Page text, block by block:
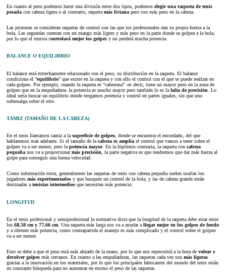
En cuanto al peso podemos hacer una división entre dos tipos, podemos elegir una raqueta de tenis
pesada con cabeza ligera o al contrario, raqueta más liviana pero con más peso en la cabeza.
Las primeras se consideran raquetas de control con las que los profesionales dan su propia fuerza a la
bola. Las segundas cuentan con un mango más ligero y más peso en la parte donde se golpea a la bola,
por lo que el tenista controlará mejor los golpes y no perderá mucha potencia.
BALANCE O EQUILIBRIO
El balance está estrechamente relacionado con el peso, su distribución en la raqueta. El balance
condiciona el “equilibrio” que existe en la raqueta y con ello el control con el que se puede realizar en
cada golpeo. Por ejemplo, cuando la raqueta es “cabezona” -es decir, tiene un mayor peso en la zona de
golpeo que en la empuñadura- la potencia es mucho mayor pero también lo es la falta de precisión . Lo
ideal sería buscar un equilibrio donde tengamos potencia y control en partes iguales, sin que uno
sobresalga sobre el otro.
TAMIZ (TAMAÑO DE LA CABEZA)
En el tenis llamamos tamiz a lasuperficie de golpeo, donde se encuentra el encordado, del que
hablaremos más adelante. Si el tamaño de lacabeza es amplia el control que vamos a tener sobre el
golpeo va a ser menor, pero lapotencia mayor. En la hipótesis contraria, la raqueta con cabeza
pequeña nos va a proporcionarmás precisión, la parte negativa es que tendremos que dar más fuerza al
golpe para conseguir una buena velocidad.
Como información extra, generalmente las raquetas de tenis con cabeza pequeña suelen usarlas los
jugadores más experimentados y que busquen un control de la bola, y las de cabeza grande están
destinadas atenistas intermedios que necesiten más potencia.
LONGITUD
En el tenis profesional y semiprofesional la normativa dicta que la longitud de la raqueta debe estar entre
los 68,58 cm y 77,66 cm . Una raqueta más larga nos va a ayudar a llegar mejor en los golpes de fondo
y a obtener más potencia, como contrapartida el manejo es más complicado y el control sobre el golpeo
va a ser menor.
Esto se debe a que el peso está más alejado de la mano, por lo que nos repercutirá a la hora de volear y
devolver golpes más cercanos. En cuanto a las empuñaduras, las raquetas cada vez son más ligeras
gracias a la innovación en los materiales, por lo que los principales fabricantes del mundo del tenis están
en constante búsqueda para no aumentar en exceso el peso de las raquetas.